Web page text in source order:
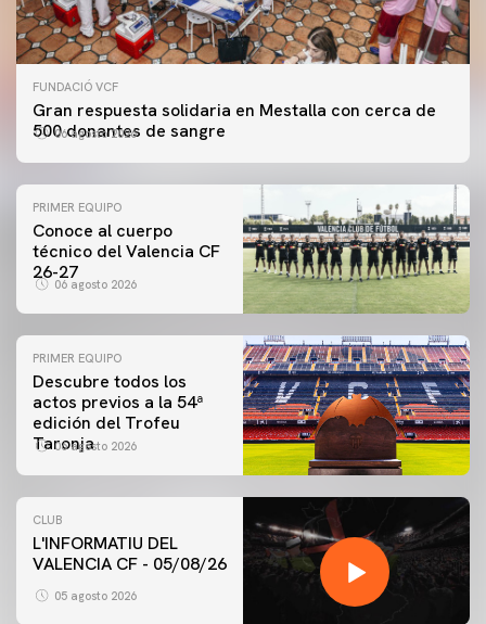
FUNDACIÓ VCF
Gran respuesta solidaria en Mestalla con cerca de
500 donantes de sangre
06 agosto 2026
PRIMER EQUIPO
Conoce al cuerpo
técnico del Valencia CF
26-27
06 agosto 2026
PRIMER EQUIPO
Descubre todos los
actos previos a la 54ª
edición del Trofeu
Taronja
06 agosto 2026
CLUB
L'INFORMATIU DEL
VALENCIA CF - 05/08/26
05 agosto 2026